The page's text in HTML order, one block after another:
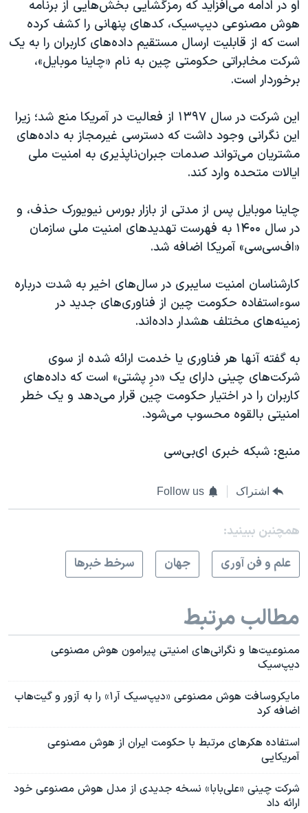
او در ادامه می‌افزاید که رمزگشایی بخش‌هایی از برنامه
هوش مصنوعی دیپ‌سیک، کدهای پنهانی را کشف کرده
است که از قابلیت ارسال مستقیم داده‌های کاربران را به یک
شرکت مخابراتی حکومتی چین به نام «چاینا موبایل»،
برخوردار است.
این شرکت در سال ۱۳۹۷ از فعالیت در آمریکا منع شد؛ زیرا
این نگرانی وجود داشت که دسترسی غیرمجاز به داده‌های
مشتریان می‌تواند صدمات جبران‌ناپذیری به امنیت ملی
ایالات متحده وارد کند.
چاینا موبایل پس از مدتی از بازار بورس نیویورک حذف، و
در سال ۱۴۰۰ به فهرست تهدیدهای امنیت ملی سازمان
«اف‌سی‌سی» آمریکا اضافه شد.
کارشناسان امنیت سایبری در سال‌های اخیر به شدت درباره
سوءاستفاده حکومت چین از فناوری‌های جدید در
زمینه‌های مختلف هشدار داده‌اند.
به گفته آنها هر فناوری یا خدمت ارائه شده از سوی
شرکت‌های چینی دارای یک «درِ پشتی» است که داده‌های
کاربران را در اختیار حکومت چین قرار می‌دهد و یک خطر
امنیتی بالقوه محسوب می‌شود.
منبع: شبکه خبری ای‌بی‌سی
اشتراک Follow us
همچنبن ببینید:
علم و فن آوری
جهان سرخط خبرها
مطالب مرتبط
ممنوعیت‌ها و نگرانی‌های امنیتی پیرامون هوش مصنوعی
دیپ‌سیک
مایکروسافت هوش مصنوعی «دیپ‌سیک آر۱» را به آزور و گیت‌هاب
اضافه کرد
استفاده هکرهای مرتبط با حکومت ایران از هوش مصنوعی
آمریکایی
شرکت چینی «علی‌بابا» نسخه جدیدی از مدل هوش مصنوعی خود
ارائه داد